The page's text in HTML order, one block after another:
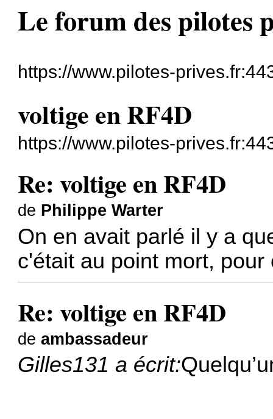
Le forum des pilotes
https://www.pilotes-
voltige en RF4D
https://www.pilotes-
Re: voltige en RF4D
de Philippe Warter
On en avait parlé il y a
c'était au point mort,
Re: voltige en RF4D
deambassadeur
Gilles131 a écrit: